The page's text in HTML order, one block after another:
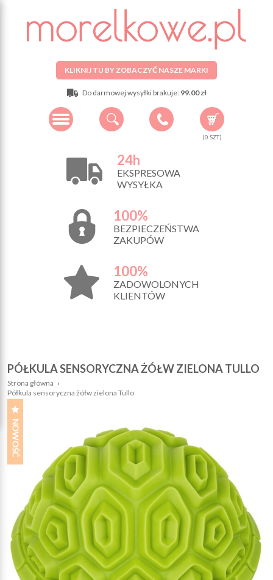
KLIKNIJ TU BY ZOBACZYĆ NASZE MARKI
Do darmowej wysyłki brakuje: 99.00 zł
(0 SZT.)
24h
EKSPRESOWA
WYSYŁKA
100%
BEZPIECZEŃSTWA
ZAKUPÓW
100%
ZADOWOLONYCH
KLIENTÓW
PÓŁKULA SENSORYCZNA ŻÓŁW ZIELONA TULLO
Strona główna ›
Półkula sensoryczna żółw zielona Tullo